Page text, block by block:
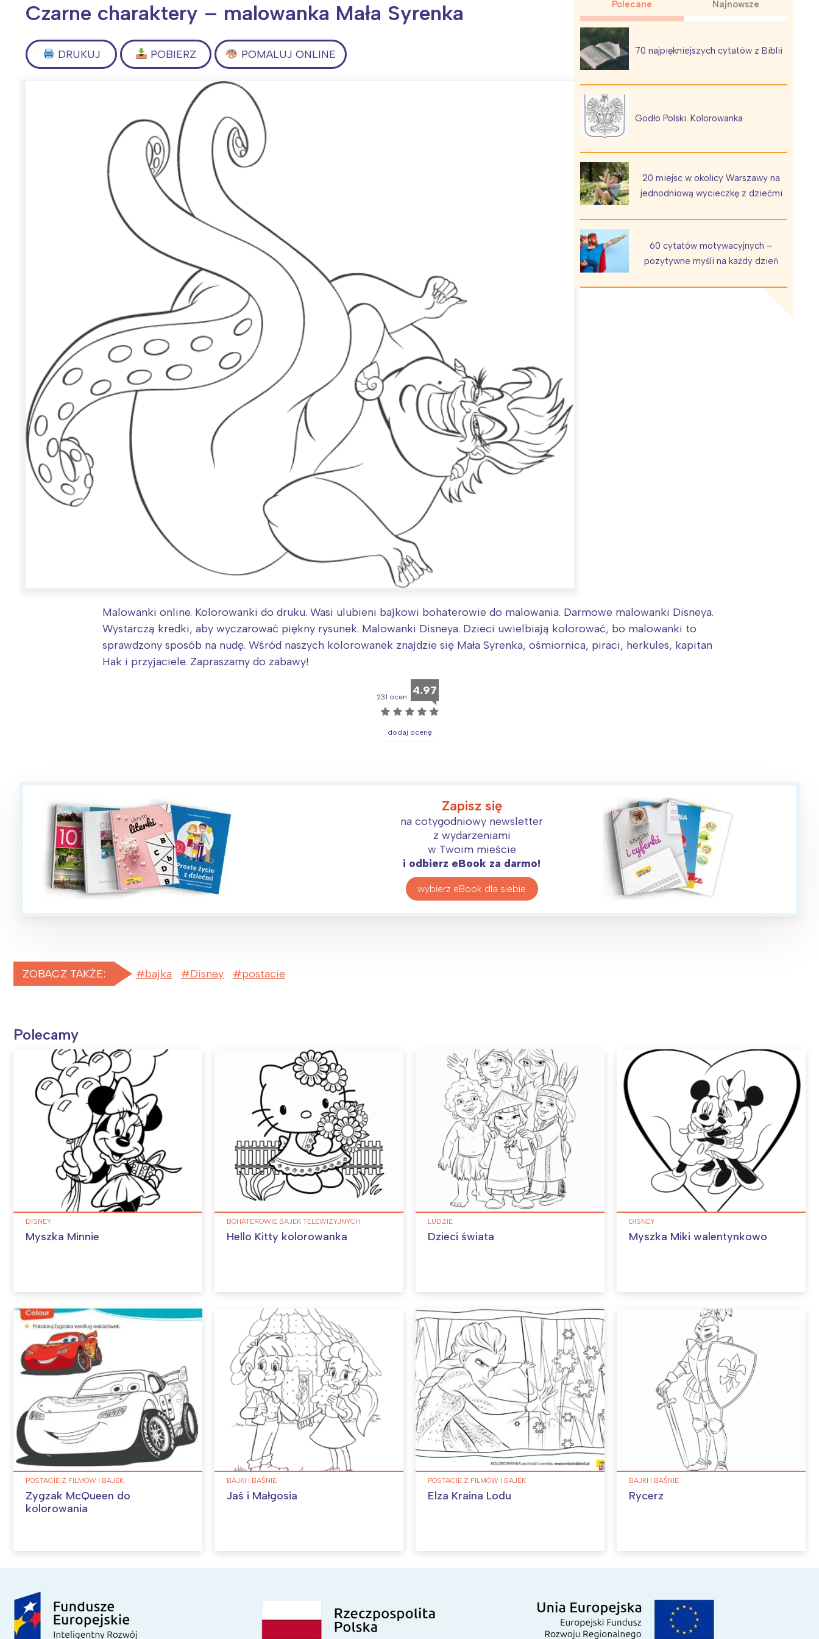
Czarne charaktery – malowanka Mała Syrenka
DRUKUJ POBIERZ POMALUJ ONLINE
Polecane Najnowsze
70 najpiękniejszych cytatów z Biblii
Godło Polski. Kolorowanka
20 miejsc w okolicy Warszawy na
jednodniową wycieczkę z dziećmi
60 cytatów motywacyjnych –
pozytywne myśli na każdy dzień
Malowanki online. Kolorowanki do druku. Wasi ulubieni bajkowi bohaterowie do malowania. Darmowe malowanki Disneya.
Wystarczą kredki, aby wyczarować piękny rysunek. Malowanki Disneya. Dzieci uwielbiają kolorować, bo malowanki to
sprawdzony sposób na nudę. Wśród naszych kolorowanek znajdzie się Mała Syrenka, ośmiornica, piraci, herkules, kapitan
Hak i przyjaciele. Zapraszamy do zabawy!
231 ocen 4.97
☆ ☆ ☆ ☆ ☆
dodaj ocenę
Zapisz się
na cotygodniowy newsletter
z wydarzeniami
w Twoim mieście
i odbierz eBook za darmo!
wybierz eBook dla siebie
ZOBACZ TAKŻE: bajka Disney postacie
Polecamy
DISNEY
Myszka Minnie
BOHATEROWIE BAJEK TELEWIZYJNYCH
Hello Kitty kolorowanka
LUDZIE
Dzieci świata
DISNEY
Myszka Miki walentynkowo
POSTACIE Z FILMÓW I BAJEK
Zygzak McQueen do
kolorowania
BAJKI I BAŚNIE
Jaś i Małgosia
POSTACIE Z FILMÓW I BAJEK
Elza Kraina Lodu
BAJKI I BAŚNIE
Rycerz
Interesują mnie wydarzenia z tego regionu:
Śląsk
Południe
Wybieram